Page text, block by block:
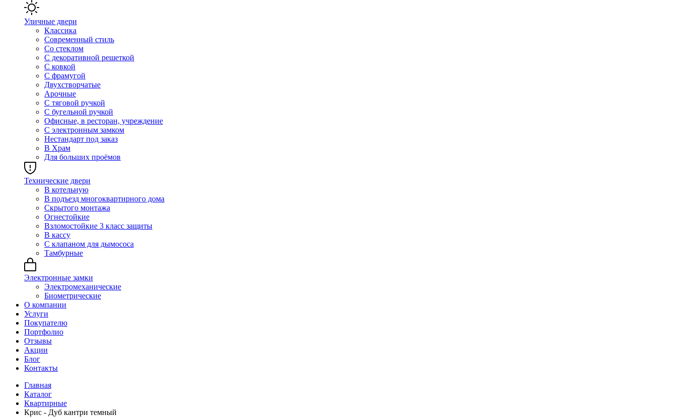
Уличные двери
Классика
Современный стиль
Со стеклом
С декоративной решеткой
С ковкой
С фрамугой
Двухстворчатые
Арочные
С тяговой ручкой
С бугельной ручкой
Офисные, в ресторан, учреждение
С электронным замком
Нестандарт под заказ
В Храм
Для больших проёмов
Технические двери
В котельную
В подъезд многоквартирного дома
Скрытого монтажа
Огнестойкие
Взломостойкие 3 класс защиты
В кассу
С клапаном для дымососа
Тамбурные
Электронные замки
Электромеханические
Биометрические
О компании
Услуги
Покупателю
Портфолио
Отзывы
Акции
Блог
Контакты
Главная
Каталог
Квартирные
Крис - Дуб кантри темный